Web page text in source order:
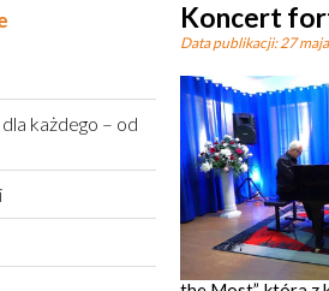
każdego – od
Koncert
Data publikacji:27